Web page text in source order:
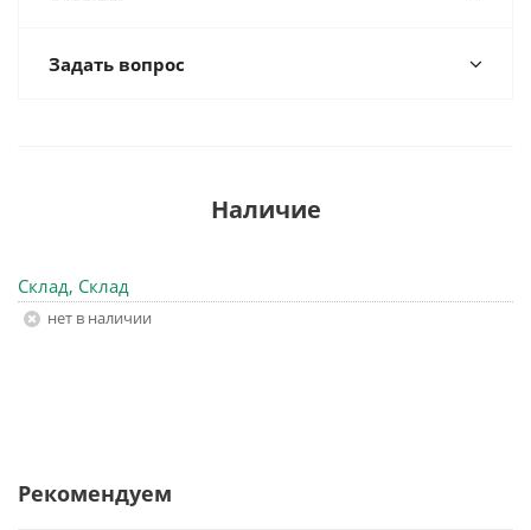
Задать вопрос
Наличие
Склад, Склад
Нет в наличии
Рекомендуем